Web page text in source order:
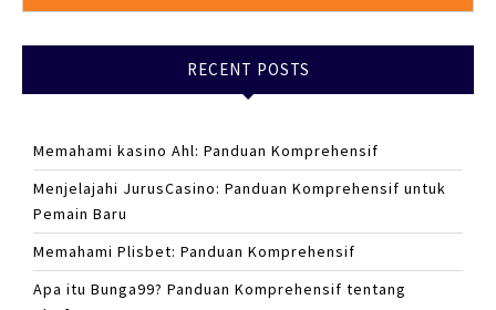
RECENT POSTS
Memahami kasino Ahl: Panduan Komprehensif
Menjelajahi JurusCasino: Panduan Komprehensif untuk
Pemain Baru
Memahami Plisbet: Panduan Komprehensif
Apa itu Bunga99? Panduan Komprehensif tentang